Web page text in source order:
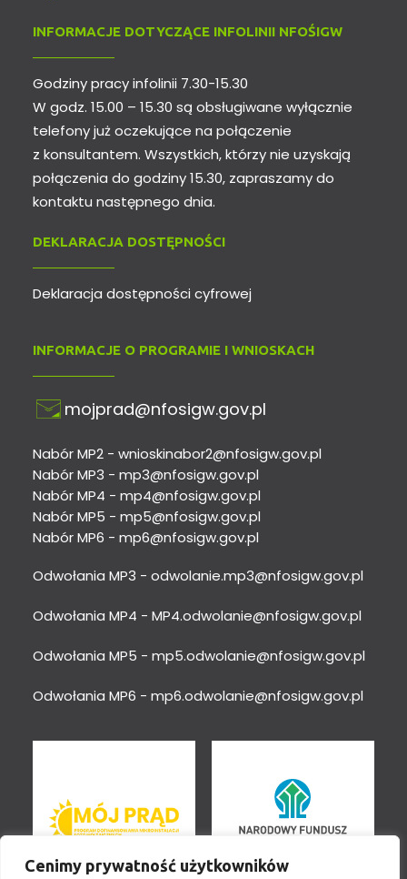
Cenimy prywatność użytkowników
INFORMACJE DOTYCZĄCE INFOLINII NFOŚIGW
Godziny pracy infolinii 7.30-15.30
W godz. 15.00 – 15.30 są obsługiwane wyłącznie
telefony już oczekujące na połączenie
z konsultantem. Wszystkich, którzy nie uzyskają
połączenia do godziny 15.30, zapraszamy do
kontaktu następnego dnia.
DEKLARACJA DOSTĘPNOŚCI
Deklaracja dostępności cyfrowej
INFORMACJE O PROGRAMIE I WNIOSKACH
mojprad@nfosigw.gov.pl
Nabór MP2 - wnioskinabor2@nfosigw.gov.pl
Nabór MP3 - mp3@nfosigw.gov.pl
Nabór MP4 - mp4@nfosigw.gov.pl
Nabór MP5 - mp5@nfosigw.gov.pl
Nabór MP6 - mp6@nfosigw.gov.pl
Odwołania MP3 - odwolanie.mp3@nfosigw.gov.pl
Odwołania MP4 - MP4.odwolanie@nfosigw.gov.pl
Odwołania MP5 - mp5.odwolanie@nfosigw.gov.pl
Odwołania MP6 - mp6.odwolanie@nfosigw.gov.pl